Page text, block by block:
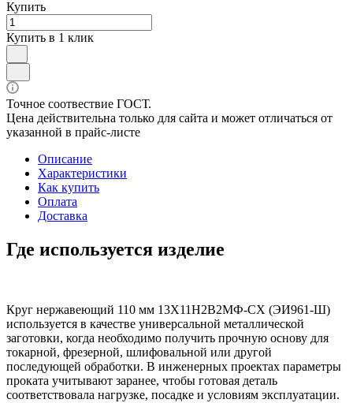
Купить
Купить в 1 клик
Точное соотвествие ГОСТ.
Цена действительна только для сайта и может отличаться от
указанной в прайс-листе
Описание
Характеристики
Как купить
Оплата
Доставка
Где используется изделие
Круг нержавеющий 110 мм 13Х11Н2В2МФ-СХ (ЭИ961-Ш)
используется в качестве универсальной металлической
заготовки, когда необходимо получить прочную основу для
токарной, фрезерной, шлифовальной или другой
последующей обработки. В инженерных проектах параметры
проката учитывают заранее, чтобы готовая деталь
соответствовала нагрузке, посадке и условиям эксплуатации.